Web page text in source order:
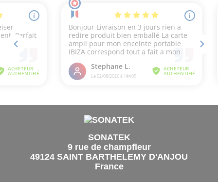
SONATEK
9 rue de champfleur
49124 SAINT BARTHELEMY D'ANJOU
France